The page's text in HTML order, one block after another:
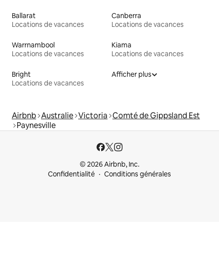
Ballarat
Locations de vacances
Canberra
Locations de vacances
Warrnambool
Locations de vacances
Kiama
Locations de vacances
Bright
Locations de vacances
Afficher plus
Airbnb Australie Victoria Comté de Gippsland Est
Paynesville
© 2026 Airbnb, Inc.
Confidentialité
Conditions générales